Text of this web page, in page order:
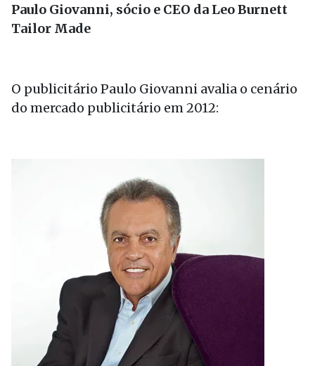
Paulo Giovanni, sócio e CEO da Leo Burnett
Tailor Made
O publicitário Paulo Giovanni avalia o cenário
do mercado publicitário em 2012: